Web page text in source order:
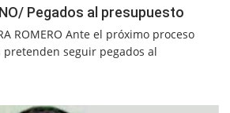
Pegados al presupuesto
ROMERO Ante el próximo proceso
seguir pegados al